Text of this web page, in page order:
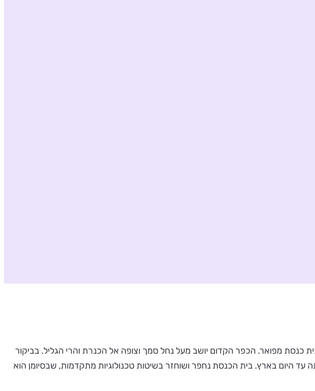
כנסת מפואר. הכפר הקדום יושב מעל נחל סמך וצופה אל הכנרת והרי הגליל. בביקור
היום בארץ. בית הכנסת נחפר ושוחזר בשיטות טכנולוגיות מתקדמות, שבסיומן הוא